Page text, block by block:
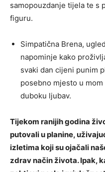
samopouzdanje tijela te s
figuru.
Simpatična Brena,
napominje kako
svaki dan cijeni punim
posebno mjesto u
duboku ljubav.
Tijekom ranijih godina
putovali u planine,
izletima koji su ojačali
zdrav način života. Ipak,